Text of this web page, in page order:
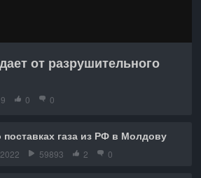
от разрушительного
0 0
поставках газа из РФ в Молдову
59893 2 0